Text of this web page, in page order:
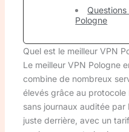
Pologne
Quel est le meilleur VPN
Le meilleur VPN Pologne
combine de nombreux
élevés grâce au
sans journaux auditée
juste derrière, avec un